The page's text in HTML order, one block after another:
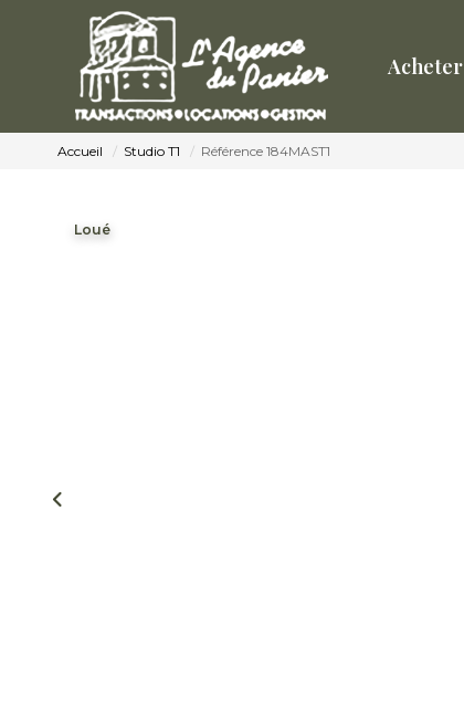
Acheter
Accueil Studio T1 Référence 184MAST1
Loué